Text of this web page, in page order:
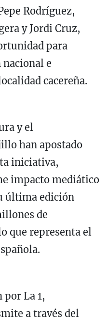
Rodríguez,
y Jordi Cruz,
para
e
cacereña.
y el
han apostado
iniciativa,
impacto mediático
última edición
de
que representa el
por La 1,
a través del